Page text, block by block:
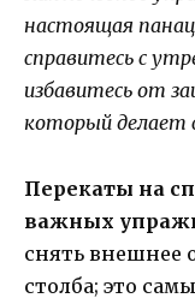
настоящая
справитесь с
избавитесь от
который делает
Перекаты на
важных
снять внешнее
столба; это